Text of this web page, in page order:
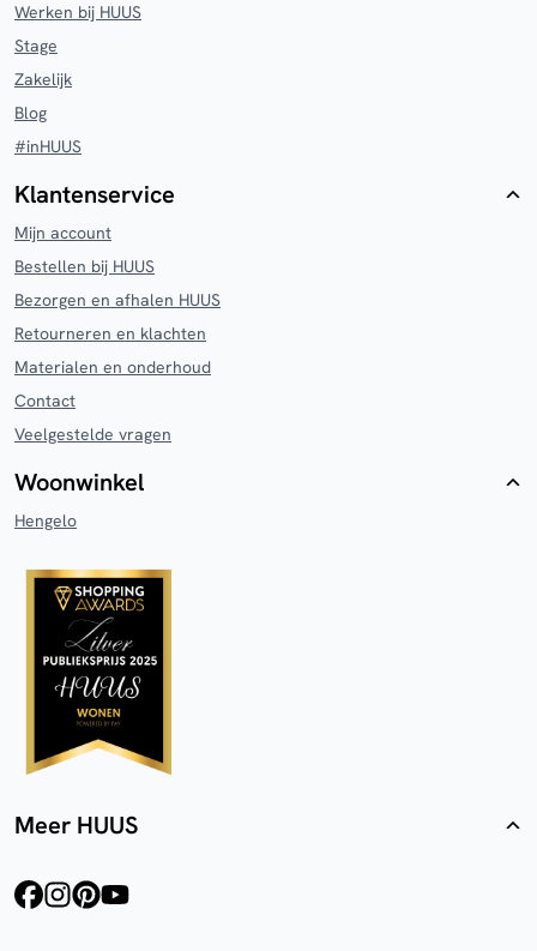
Werken bij HUUS
Stage
Zakelijk
Blog
#inHUUS
Klantenservice
Mijn account
Bestellen bij HUUS
Bezorgen en afhalen HUUS
Retourneren en klachten
Materialen en onderhoud
Contact
Veelgestelde vragen
Woonwinkel
Hengelo
Meer HUUS
facebookinstagram
pinterest
youtube